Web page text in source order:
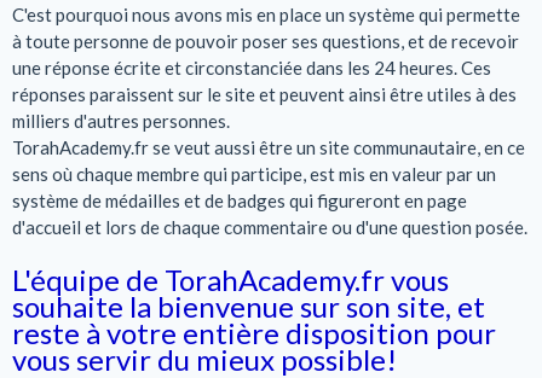
C'est pourquoi nous avons mis en place un système qui permette
à toute personne de pouvoir poser ses questions, et de recevoir
une réponse écrite et circonstanciée dans les 24 heures. Ces
réponses paraissent sur le site et peuvent ainsi être utiles à des
milliers d'autres personnes.
TorahAcademy.fr se veut aussi être un site communautaire, en ce
sens où chaque membre qui participe, est mis en valeur par un
système de médailles et de badges qui figureront en page
d'accueil et lors de chaque commentaire ou d'une question posée.
L'équipe de TorahAcademy.fr vous
souhaite la bienvenue sur son site, et
reste à votre entière disposition pour
vous servir du mieux possible!